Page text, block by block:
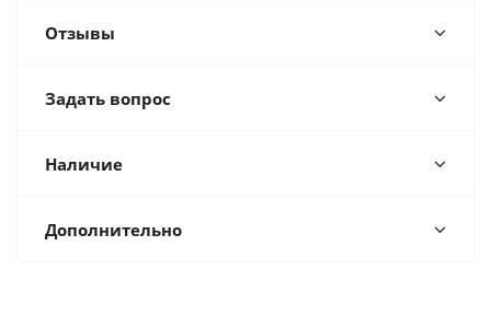
Отзывы
Задать вопрос
Наличие
Дополнительно